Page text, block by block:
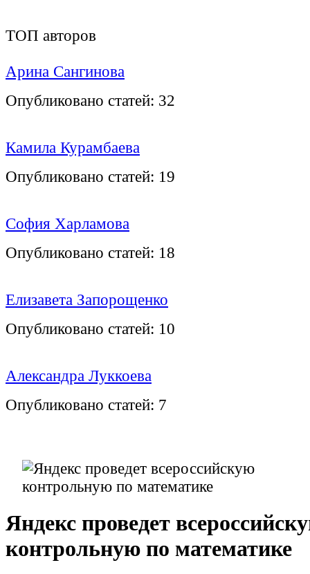
ТОП авторов
Арина Сангинова
Опубликовано статей: 32
Камила Курамбаева
Опубликовано статей: 19
София Харламова
Опубликовано статей: 18
Елизавета Запорощенко
Опубликовано статей: 10
Александра Луккоева
Опубликовано статей: 7
Яндекс проведет
контрольную по математике